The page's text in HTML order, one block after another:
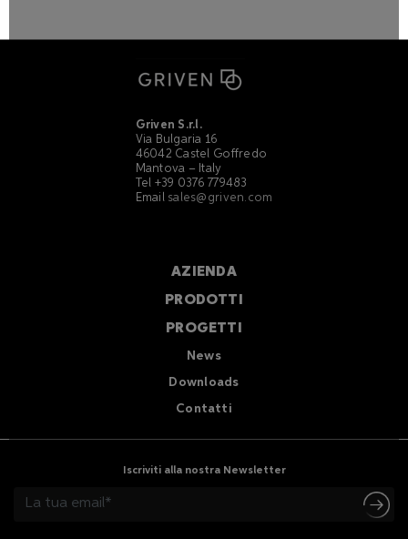
Griven S.r.l.
Via Bulgaria 16
46042 Castel Goffredo
Mantova – Italy
Tel +39 0376 779483
Email sales@griven.com
AZIENDA
PRODOTTI
PROGETTI
News
Downloads
Contatti
Iscriviti alla nostra Newsletter